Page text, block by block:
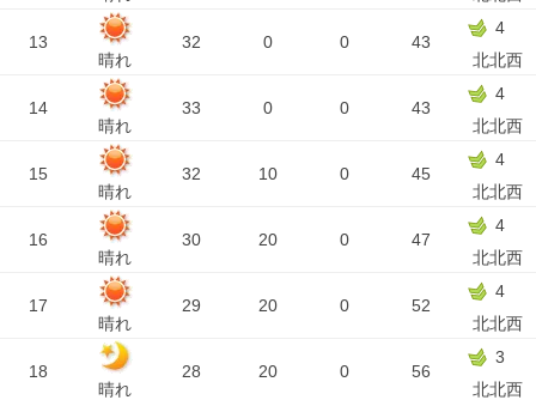
13
晴れ
32 0 0 43
4
北北西
14
晴れ
33 0 0 43
4
北北西
15
晴れ
32 10 0 45
4
北北西
16
晴れ
30 20 0 47
4
北北西
17
晴れ
29 20 0 52
4
北北西
18
晴れ
28 20 0 56
3
北北西